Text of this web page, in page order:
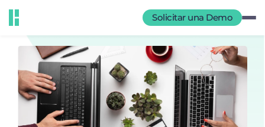
Solicitar una Demo